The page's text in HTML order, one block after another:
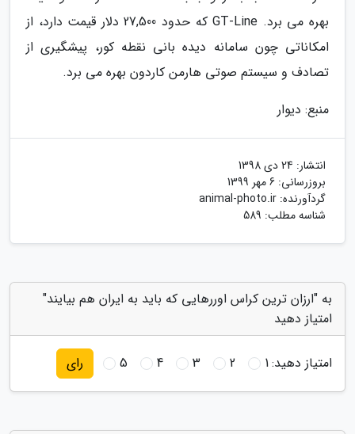
بهره می برد. GT-Line که حدود 27,500 دلار قیمت دارد، از
امکاناتی چون سامانه دیده بانی نقطه کور، پیشگیری از
تصادف و سیستم صوتی هارمن کاردون بهره می برد.
منبع: دیوار
انتشار: 24 دی 1398
بروزرسانی: 6 مهر 1399
گردآورنده: animal-photo.ir
شناسه مطلب: 589
به "ارزان ترین کراس اوررهایی که باید به ایران هم بیایند"
امتیاز دهید
امتیاز دهید:1
2
3
4
5 رای